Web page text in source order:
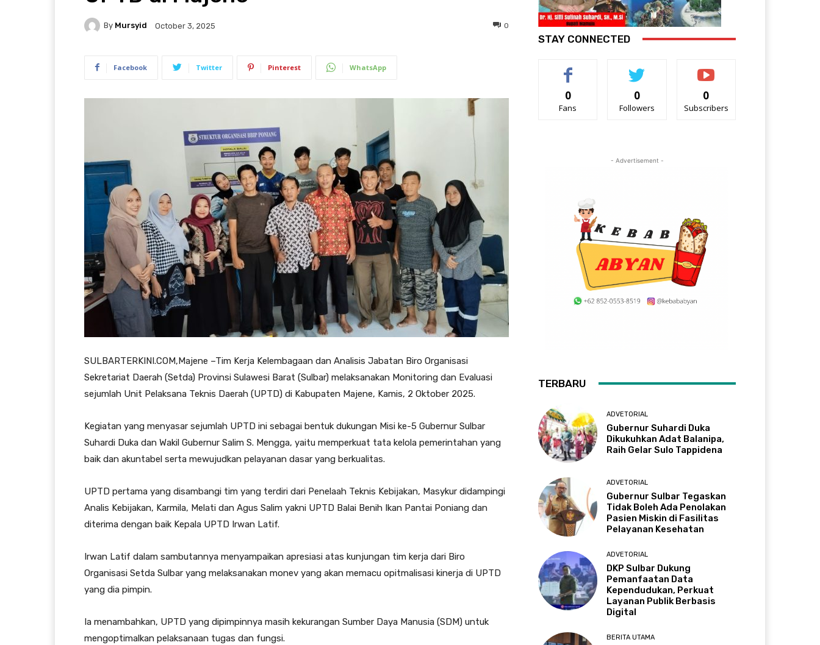
By Mursyid October 3, 2025 0
Facebook Twitter Pinterest WhatsApp
SULBARTERKINI.COM,Majene –Tim Kerja Kelembagaan dan Analisis Jabatan Biro Organisasi
Sekretariat Daerah (Setda) Provinsi Sulawesi Barat (Sulbar) melaksanakan Monitoring dan Evaluasi
sejumlah Unit Pelaksana Teknis Daerah (UPTD) di Kabupaten Majene, Kamis, 2 Oktober 2025.
Kegiatan yang menyasar sejumlah UPTD ini sebagai bentuk dukungan Misi ke-5 Gubernur Sulbar
Suhardi Duka dan Wakil Gubernur Salim S. Mengga, yaitu memperkuat tata kelola pemerintahan yang
baik dan akuntabel serta mewujudkan pelayanan dasar yang berkualitas.
UPTD pertama yang disambangi tim yang terdiri dari Penelaah Teknis Kebijakan, Masykur didampingi
Analis Kebijakan, Karmila, Melati dan Agus Salim yakni UPTD Balai Benih Ikan Pantai Poniang dan
diterima dengan baik Kepala UPTD Irwan Latif.
Irwan Latif dalam sambutannya menyampaikan apresiasi atas kunjungan tim kerja dari Biro
Organisasi Setda Sulbar yang melaksanakan monev yang akan memacu opitmalisasi kinerja di UPTD
yang dia pimpin.
Ia menambahkan, UPTD yang dipimpinnya masih kekurangan Sumber Daya Manusia (SDM) untuk
mengoptimalkan pelaksanaan tugas dan fungsi.
STAY CONNECTED
0
Fans
0
Followers
0
Subscribers
- Advertisement -
TERBARU
ADVETORIAL
Gubernur Suhardi Duka
Dikukuhkan Adat Balanipa,
Raih Gelar Sulo Tappidena
ADVETORIAL
Gubernur Sulbar Tegaskan
Tidak Boleh Ada Penolakan
Pasien Miskin di Fasilitas
Pelayanan Kesehatan
ADVETORIAL
DKP Sulbar Dukung
Pemanfaatan Data
Kependudukan, Perkuat
Layanan Publik Berbasis
Digital
BERITA UTAMA